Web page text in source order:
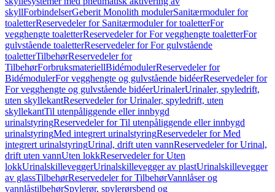
skyllForbindelserGeberit Monolith modulerSanitærmoduler for
toaletterReservedeler for Sanitærmoduler for toaletterFor
vegghengte toaletterReservedeler for For vegghengte toaletterFor
gulvstående toaletterReservedeler for For gulvstående
toaletterTilbehørReservedeler for
TilbehørForbruksmateriellBidémodulerReservedeler for
BidémodulerFor vegghengte og gulvstående bidéerReservedeler for
For vegghengte og gulvstående bidéerUrinalerUrinaler, spyledrift,
uten skyllekantReservedeler for Urinaler, spyledrift, uten
skyllekantTil utenpåliggende eller innbygd
urinalstyringReservedeler for Til utenpåliggende eller innbygd
urinalstyringMed integrert urinalstyringReservedeler for Med
integrert urinalstyringUrinal, drift uten vannReservedeler for Urinal,
drift uten vannUten lokkReservedeler for Uten
lokkUrinalskilleveggerUrinalskillevegger av plastUrinalskillevegger
av glassTilbehørReservedeler for TilbehørVannlåser og
vannlåstilbehørSpylerør, spylerørsbend og